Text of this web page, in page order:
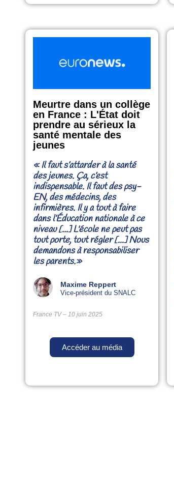
Meurtre dans un collège
en France : L'État doit
prendre au sérieux la
santé mentale des
jeunes
« Il faut s’attarder à la santé
des jeunes. Ça, c’est
indispensable. Il faut des psy-
EN, des médecins, des
infirmières. Il y a tout à faire
dans l’Éducation nationale à ce
niveau [...] L'école ne peut pas
tout porte, tout régler [...] Nous
demandons à responsabiliser
les parents.»
Maxime Reppert
Vice-président du SNALC
France TV – 10 juin 2025
Accéder au média